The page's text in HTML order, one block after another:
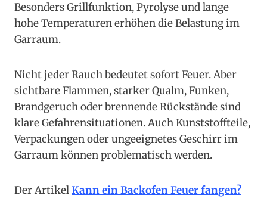
Besonders Grillfunktion, Pyrolyse und lange
hohe Temperaturen erhöhen die Belastung im
Garraum.
Nicht jeder Rauch bedeutet sofort Feuer. Aber
sichtbare Flammen, starker Qualm, Funken,
Brandgeruch oder brennende Rückstände sind
klare Gefahrensituationen. Auch Kunststoffteile,
Verpackungen oder ungeeignetes Geschirr im
Garraum können problematisch werden.
Der ArtikelKann ein Backofen Feuer fangen?